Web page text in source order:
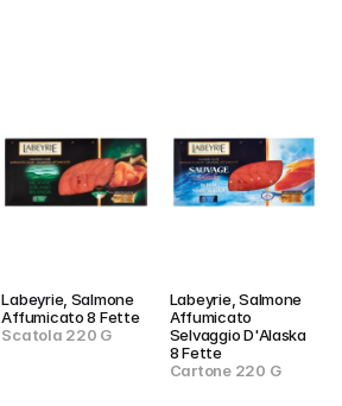
Labeyrie, Salmone
Affumicato 8 Fette
Scatola 220 G
Labeyrie, Salmone
Affumicato
Selvaggio D'Alaska
8 Fette
Cartone 220 G